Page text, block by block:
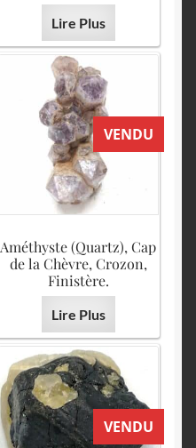
Lire Plus
VENDU
Améthyste (Quartz), Cap
de la Chèvre, Crozon,
Finistère.
Lire Plus
VENDU